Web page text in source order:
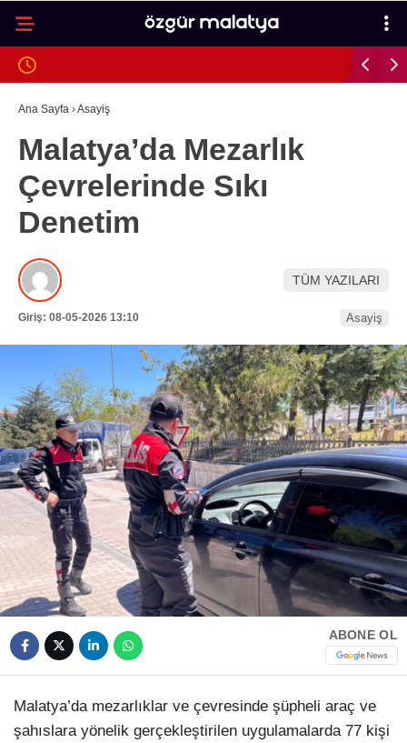
Facebook
Instagram
Youtube
Pinterest
22.5°
GALERİ
MALATYA
İLÇELER
ASAYIŞ
SPOR
GÜNDEM
EKONOMI
SAĞLIK
HAVA DURUMU
NÖBETÇI ECZANELER
NAMAZ VAKITLERI
Ana Sayfa ›Asayiş
Malatya’da Mezarlık
Çevrelerinde Sıkı
Denetim
TÜM YAZILARI
Giriş: 08-05-2026 13:10 Asayiş
ABONE OL
Malatya’da mezarlıklar ve çevresinde şüpheli araç ve
şahıslara yönelik gerçekleştirilen uygulamalarda 77 kişi